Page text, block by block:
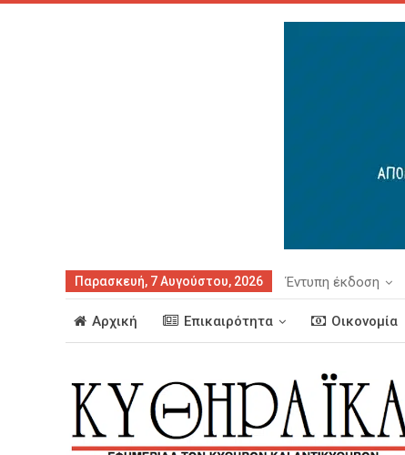
Παρασκευή, 7 Αυγούστου, 2026 Έντυπη έκδοση
Αρχική Επικαιρότητα Οικονομία